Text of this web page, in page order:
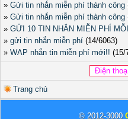
» Gửi tin nhắn miễn phí thành công
» Gửi tin nhắn miễn phí thành công
» GỬI 10 TIN NHẮN MIỄN PHÍ
» gửi tin nhắn miễn phí (14/6063)
» WAP nhắn tin miễn phí mới!! (15/
Trang chủ
© 2012-3000